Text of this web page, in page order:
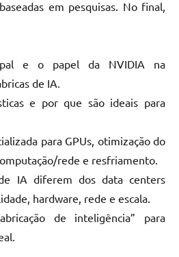
em pesquisas. No final,
e o papel da NVIDIA na
de IA.
e por que são ideais para
para GPUs, otimização do
rede e resfriamento.
IA diferem dos data centers
hardware, rede e escala.
de inteligência” para